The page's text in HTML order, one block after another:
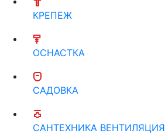
КРЕПЕЖ
ОСНАСТКА
САДОВКА
САНТЕХНИКА ВЕНТИЛЯЦИЯ